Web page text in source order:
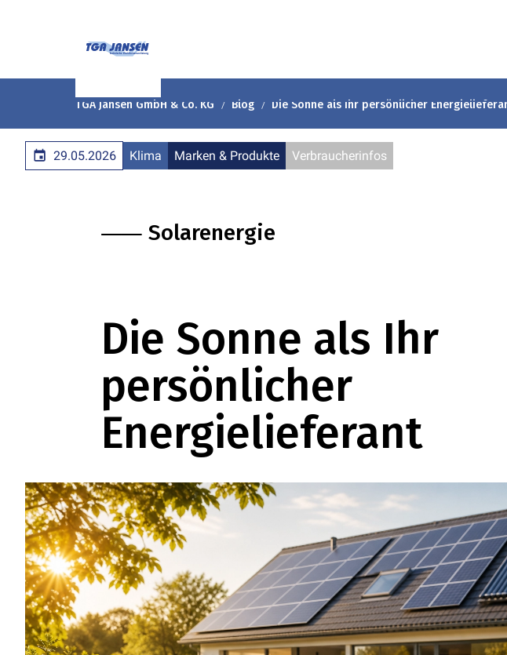
TGA Jansen GmbH & Co. KG Blog Die Sonne als Ihr persönlicher
29.05.2026 Klima Marken & Produkte Verbraucherinfos
⸺ Solarenergie
Die Sonne als Ihr
persönlicher
Energielieferant